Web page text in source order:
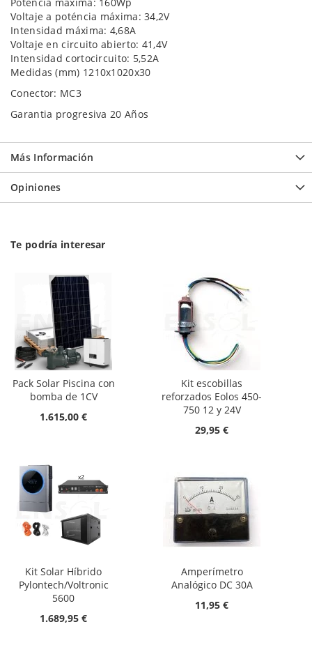
Voltaje a poténcia máxima: 34,2V
Intensidad máxima: 4,68A
Voltaje en circuito abierto: 41,4V
Intensidad cortocircuito: 5,52A
Medidas (mm) 1210x1020x30
Conector: MC3
Garantia progresiva 20 Años
Más Información
Opiniones
Te podría interesar
Pack Solar Piscina con
bomba de 1CV
1.615,00 €
Kit escobillas
reforzados Eolos 450-
750 12 y 24V
29,95 €
Kit Solar Híbrido
Pylontech/Voltronic
5600
1.689,95 €
Amperímetro
Analógico DC 30A
11,95 €